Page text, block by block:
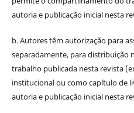
autoria e publicação inicial nesta
b. Autores têm autorização para
separadamente, para distribuição
trabalho publicada nesta revista
institucional ou como capítulo de
autoria e publicação inicial nesta